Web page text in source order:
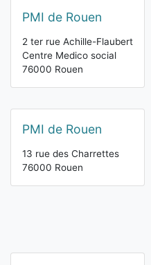
PMI de Rouen
2 ter rue Achille-Flaubert
Centre Medico social
76000 Rouen
PMI de Rouen
13 rue des Charrettes
76000 Rouen